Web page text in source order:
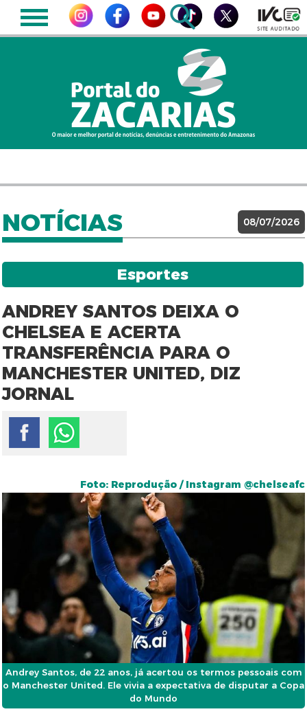
NOTÍCIAS 08/07/2026
Esportes
ANDREY SANTOS DEIXA O
CHELSEA E ACERTA
TRANSFERÊNCIA PARA O
MANCHESTER UNITED, DIZ
JORNAL
Foto: Reprodução / Instagram @chelseafc
Andrey Santos, de 22 anos, já acertou os termos pessoais com
o Manchester United. Ele vivia a expectativa de disputar a Copa
do Mundo